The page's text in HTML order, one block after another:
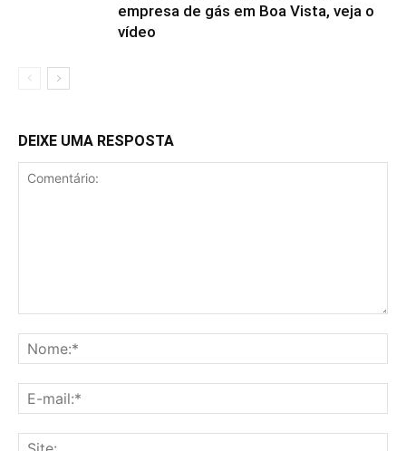
empresa de gás em Boa Vista, veja o
vídeo
DEIXE UMA RESPOSTA